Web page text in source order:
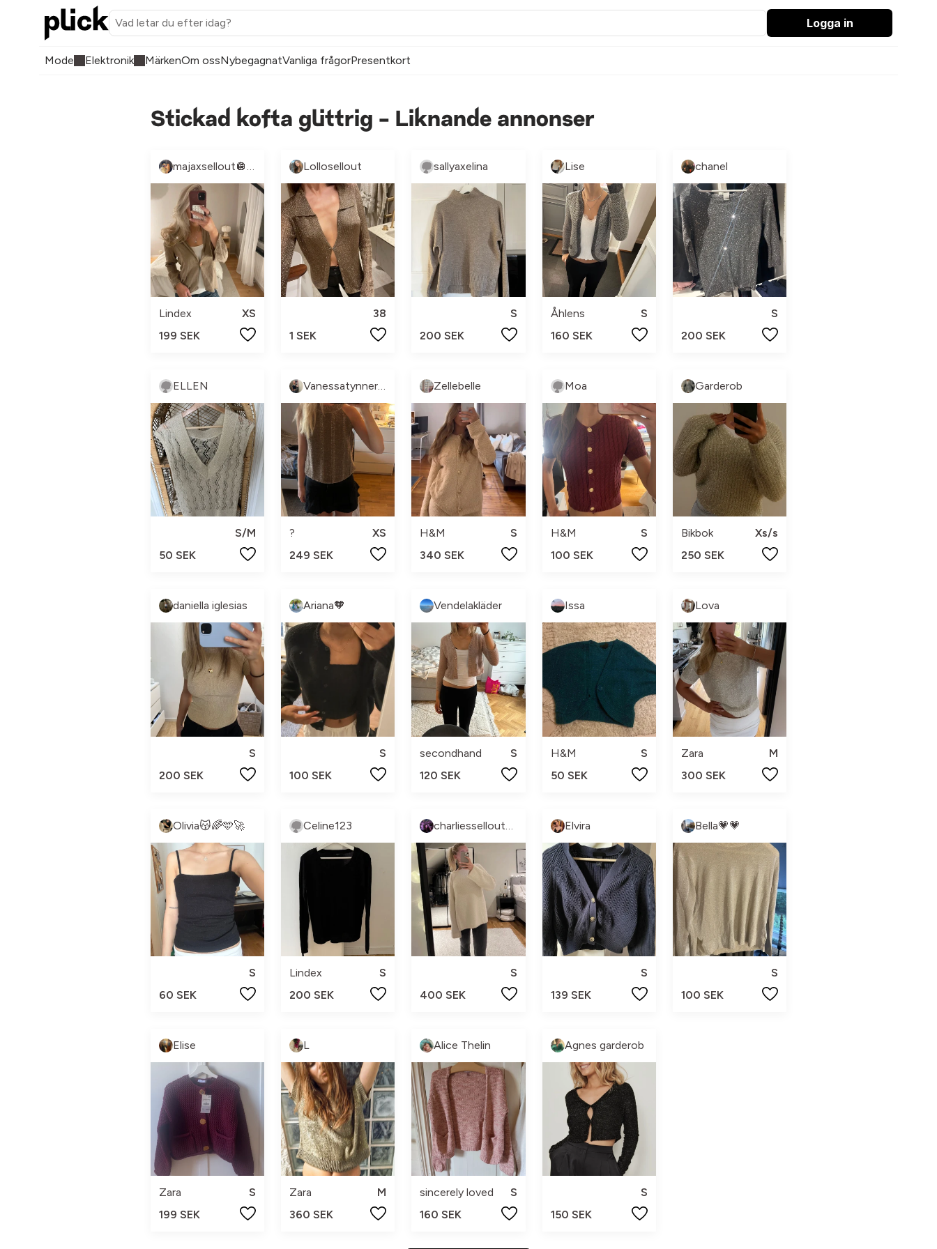
Logga in
Mode Elektronik MärkenOm ossNybegagnatVanliga frågorPresentkort
Stickad kofta glittrig - Liknande annonser
majaxsellout🪩💓😇
Lindex
XS
199 SEK
Lollosellout
38
1 SEK
sallyaxelina
S
200 SEK
Lise
Åhlens
S
160 SEK
chanel
S
200 SEK
ELLEN
S/M
50 SEK
Vanessatynnerman
?
XS
249 SEK
Zellebelle
H&M
S
340 SEK
Moa
H&M
S
100 SEK
Garderob
Bikbok
Xs/s
250 SEK
daniella iglesias
S
200 SEK
Ariana🧡
S
100 SEK
Vendelakläder
secondhand
S
120 SEK
Issa
H&M
S
50 SEK
Lova
Zara
M
300 SEK
Olivia😽🌈🩵🚀
S
60 SEK
Celine123
Lindex
S
200 SEK
S
400 SEK
Elvira
S
139 SEK
Bella💗💗
S
100 SEK
Elise
Zara
S
199 SEK
L
Zara
M
360 SEK
Alice Thelin
sincerely loved
S
160 SEK
Agnes garderob
S
150 SEK